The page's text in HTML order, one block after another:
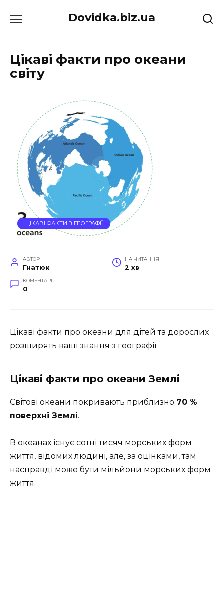
до
Dovidka.biz.ua
Цікаві факти про океани
світу
ЦІКАВІ ФАКТИ З ГЕОГРАФІЇ
АВТОР
Гнатюк
НА ЧИТАННЯ
2 хв
КОМЕНТАРІ
0
Цікаві факти про океани для дітей та дорослих
розширять ваші знання з географії.
Цікаві факти про океани Землі
Світові океани покривають приблизно 70 %
поверхні Землі.
В океанах існує сотні тисяч морських форм
життя, відомих людині, але, за оцінками, там
насправді може бути мільйони морських форм
життя.